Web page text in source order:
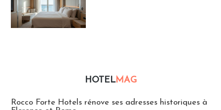
HOTELMAG
Rocco Forte Hotels rénove ses adresses historiques à